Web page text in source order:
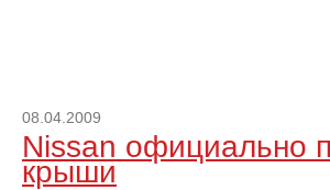
08.04.2009
Nissan официально
крыши